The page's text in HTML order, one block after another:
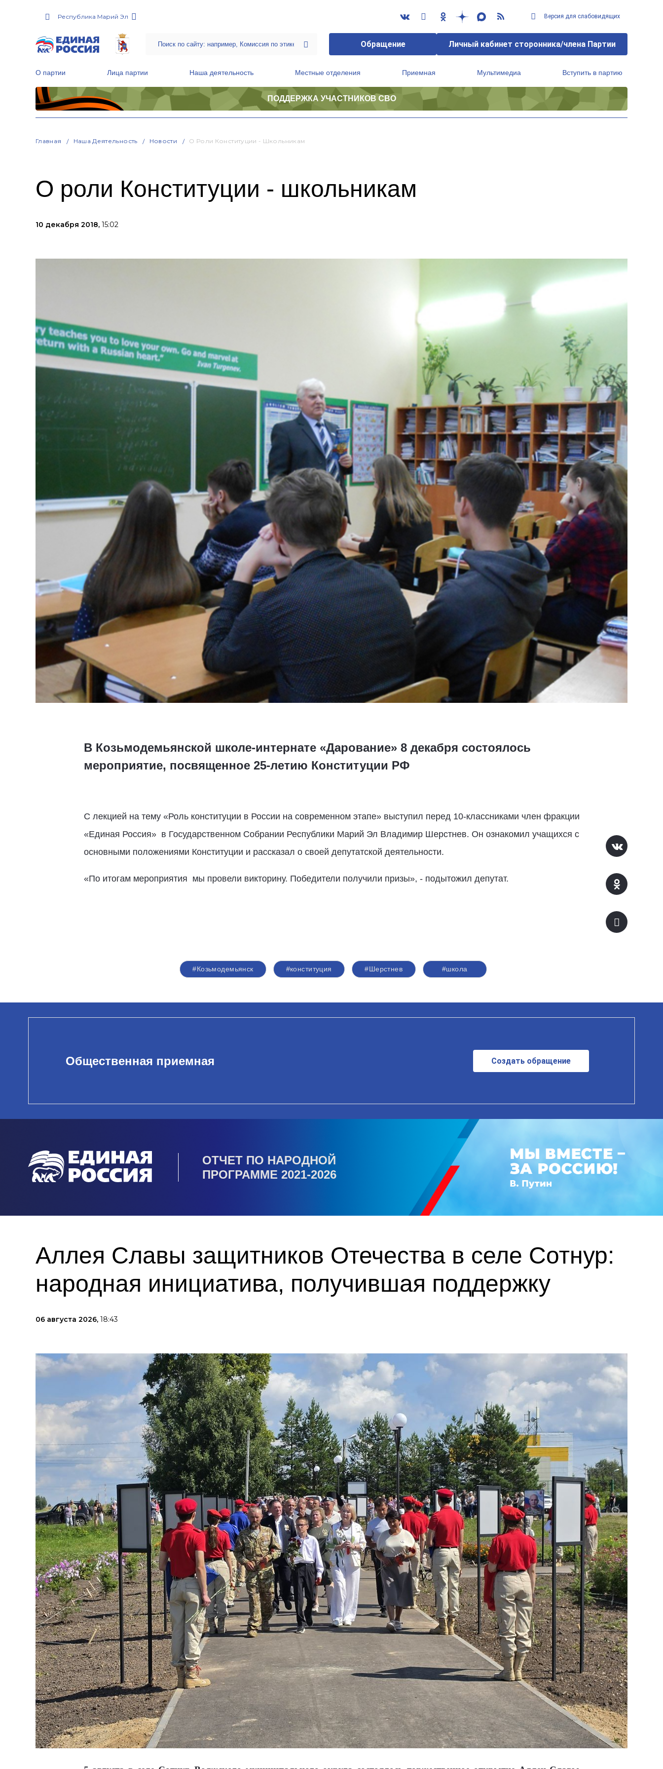
Республика Марий Эл Версия для слабовидящих
Обращение Личный кабинет сторонника/члена Партии
О партии Лица партии Наша деятельность Местные отделения Приемная Мультимедиа Вступить в партию
ПОДДЕРЖКА УЧАСТНИКОВ СВО
Главная Наша Деятельность Новости О Роли Конституции - Школьникам
О роли Конституции - школьникам
10 декабря 2018, 15:02
В Козьмодемьянской школе-интернате «Дарование» 8 декабря состоялось
мероприятие, посвященное 25-летию Конституции РФ
С лекцией на тему «Роль конституции в России на современном этапе» выступил перед 10-классниками член фракции
«Единая Россия» в Государственном Собрании Республики Марий Эл Владимир Шерстнев. Он ознакомил учащихся с
основными положениями Конституции и рассказал о своей депутатской деятельности.
«По итогам мероприятия мы провели викторину. Победители получили призы», - подытожил депутат.
#Козьмодемьянск #конституция #Шерстнев #школа
Общественная приемная Создать обращение
ОТЧЕТ ПО НАРОДНОЙ
ПРОГРАММЕ 2021-2026
Аллея Славы защитников Отечества в селе Сотнур:
народная инициатива, получившая поддержку
06 августа 2026, 18:43